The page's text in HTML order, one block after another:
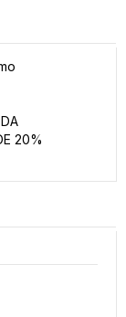
20%